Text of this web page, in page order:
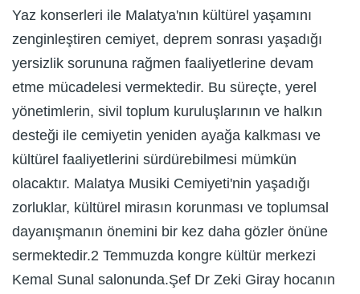
Yaz konserleri ile Malatya'nın kültürel yaşamını
zenginleştiren cemiyet, deprem sonrası yaşadığı
yersizlik sorununa rağmen faaliyetlerine devam
etme mücadelesi vermektedir. Bu süreçte, yerel
yönetimlerin, sivil toplum kuruluşlarının ve halkın
desteği ile cemiyetin yeniden ayağa kalkması ve
kültürel faaliyetlerini sürdürebilmesi mümkün
olacaktır. Malatya Musiki Cemiyeti'nin yaşadığı
zorluklar, kültürel mirasın korunması ve toplumsal
dayanışmanın önemini bir kez daha gözler önüne
sermektedir.2 Temmuzda kongre kültür merkezi
Kemal Sunal salonunda.Şef Dr Zeki Giray hocanın